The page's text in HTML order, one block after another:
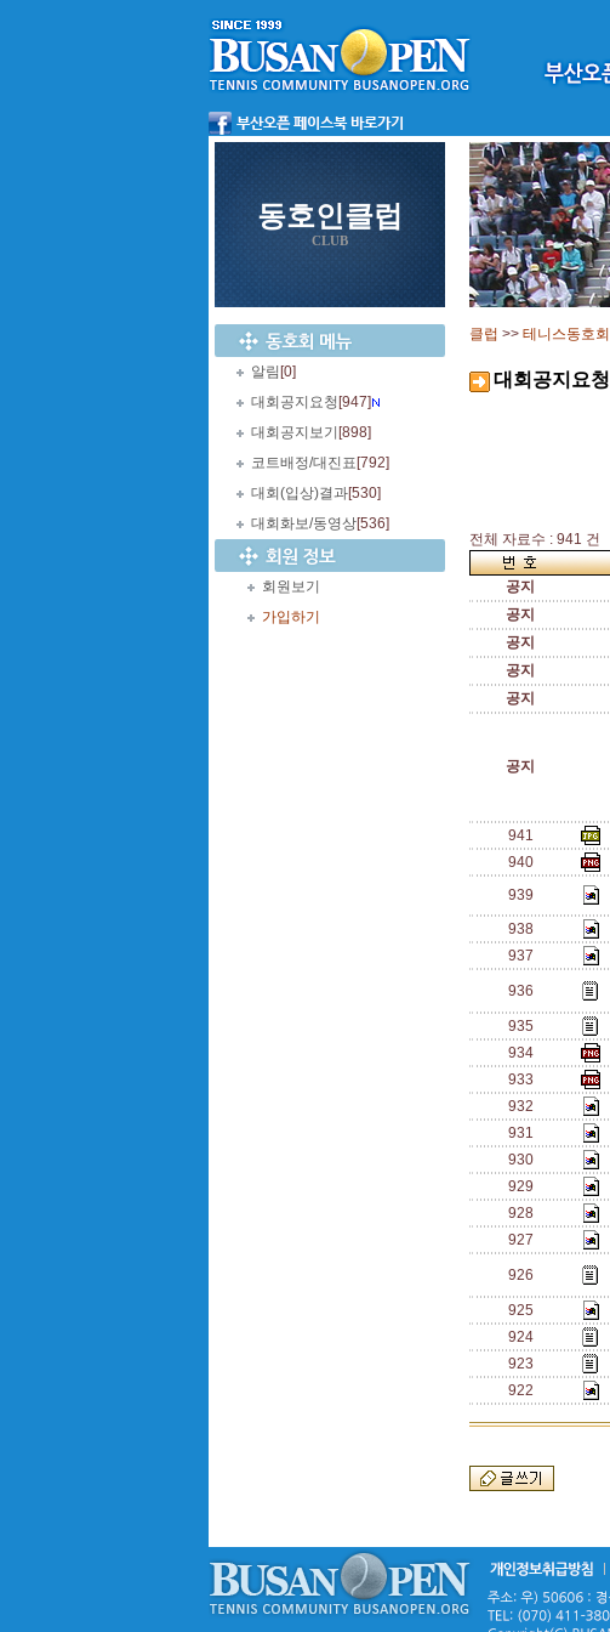
동호인클럽
CLUB
알림 [0]
대회공지요청 [947]
대회공지보기 [898]
코트배정/대진표 [792]
대회(입상)결과[530]
대회화보/동영상[536]
회원보기
가입하기
클럽 >> 테니스동호회
대회공지요청
전체 자료수 : 941 건
공지
공지
공지
공지
공지
공지
941
940
939
938
937
936
935
934
933
932
931
930
929
928
927
926
925
924
923
922